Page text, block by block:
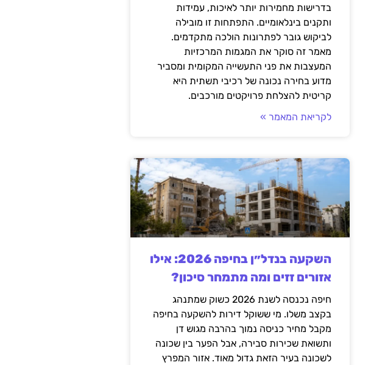
בדרישות מחמירות יותר לאיכות, עמידות
ותקנים בינלאומיים. התפתחות זו מובילה
לביקוש גובר לפתרונות הולכה מתקדמים.
מאמר זה סוקר את המגמות המרכזיות
המעצבות את פני התעשייה המקומית ומסביר
מדוע בחירה נכונה של רכיבי תשתית היא
קריטית להצלחת פרויקטים מורכבים.
לקריאת המאמר »
השקעה בנדל״ן בחיפה 2026: אילו
אזורים זזים ומה מתמחר סיכון?
חיפה נכנסה לשנת 2026 כשוק שמתנהג
בקצב משלו. מי ששוקל דירות להשקעה בחיפה
מקבל מחיר כניסה נמוך בהרבה מגוש דן
ותשואת שכירות סבירה, אבל הפער בין שכונה
לשכונה בעיר הזאת גדול מאוד. אזור המפרץ